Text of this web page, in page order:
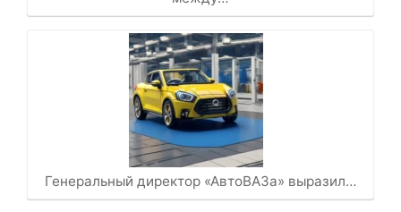
Генеральный директор «АвтоВАЗа» выразил…